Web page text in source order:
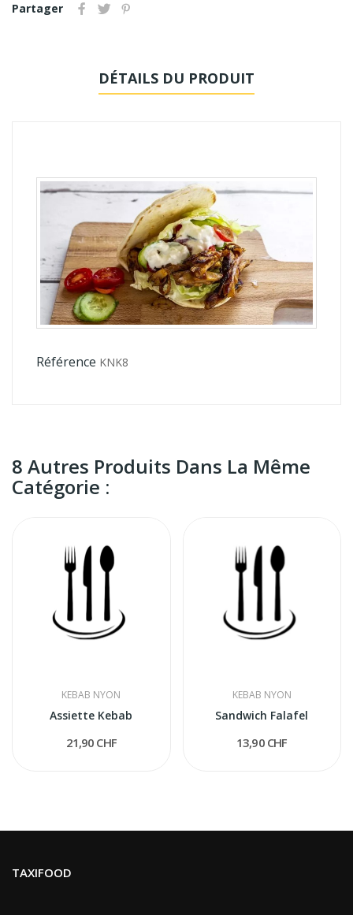
Partager
DÉTAILS DU PRODUIT
Référence KNK8
8 Autres Produits Dans La Même
Catégorie :
KEBAB NYON
Assiette Kebab
21,90 CHF
KEBAB NYON
Sandwich Falafel
13,90 CHF
TAXIFOOD